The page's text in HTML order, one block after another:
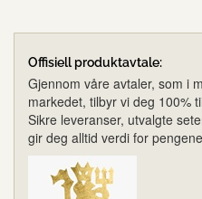
Offisiell produktavtale:
Gjennom våre avtaler, som i
markedet, tilbyr vi deg 100%
Sikre leveranser, utvalgte
gir deg alltid verdi for